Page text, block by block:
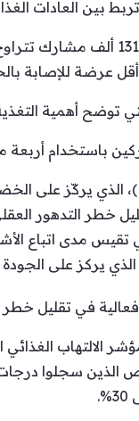
تربط بين العادات
للإصابة بالخرف
توضح أهمية
باستخدام
الذين سجلوا درجات